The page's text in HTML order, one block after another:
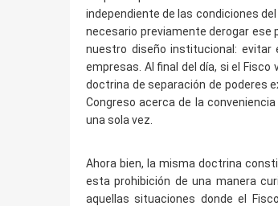
independiente de las condiciones
necesario previamente derogar ese
nuestro diseño institucional:
empresas. Al final del día, si el
doctrina de separación de poderes
Congreso acerca de la
una sola vez.
Ahora bien, la misma doctrina
esta prohibición de una manera
aquellas situaciones donde el